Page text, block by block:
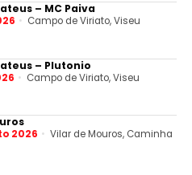
– MC Paiva
Campo de Viriato, Viseu
– Plutonio
Campo de Viriato, Viseu
2026 Vilar de Mouros, Caminha